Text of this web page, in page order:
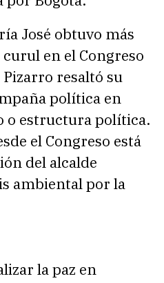
José obtuvo más
en el Congreso
resaltó su
política en
o estructura política.
el Congreso está
del alcalde
ambiental por la
la paz en